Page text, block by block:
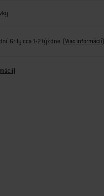
Grily cca 1-2 týždne. (Viac informácií)
)